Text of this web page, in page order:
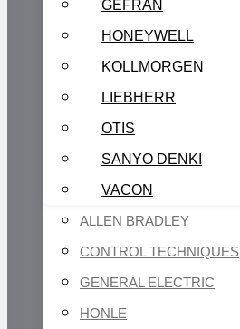
GEFRAN
HONEYWELL
KOLLMORGEN
LIEBHERR
OTIS
SANYO DENKI
VACON
ALLEN BRADLEY
CONTROL TECHNIQUES
GENERAL ELECTRIC
HONLE